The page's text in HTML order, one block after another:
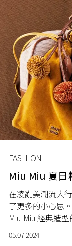
FASHION
Miu Miu 夏日
在凌亂美潮流大
了更多的小心思
Miu Miu 經典造型
05.07.2024